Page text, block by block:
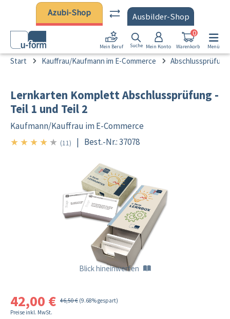
Zum Hauptinhalt springen
Azubi-Shop Ausbilder-Shop
Mein Beruf Suche Mein Konto Warenkorb
0
Menü
Start Kauffrau/Kaufmann im E-Commerce Abschlussprüfung
Lernkarten Komplett Abschlussprüfung -
Teil 1 und Teil 2
Kaufmann/Kauffrau im E-Commerce
★ ★ ★ ★ ★ 4/5
(11) | Best.-Nr.: 37078
Blick hineinwerfen
42,00 € 46,50 € (9.68% gespart)
Preise inkl. MwSt.